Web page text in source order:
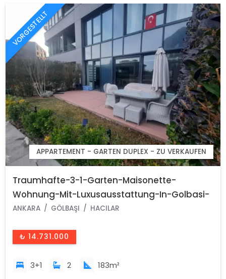
VORGESTELLT
APPARTEMENT - GARTEN DUPLEX - ZU VERKAUFEN
Traumhafte-3-1-Garten-Maisonette-
Wohnung-Mit-Luxusausstattung-In-Golbasi-
Ankara-Turkei
ANKARA GÖLBAŞI HACILAR
₺ 14.731.000
3+1 2 183m²